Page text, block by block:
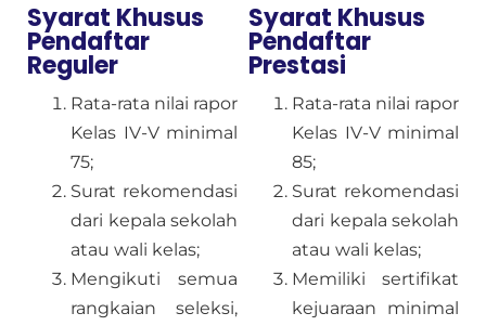
Syarat Khusus
Pendaftar
Reguler
Rata-rata nilai rapor
Kelas IV-V minimal
75;
Surat rekomendasi
dari kepala sekolah
atau wali kelas;
Mengikuti semua
rangkaian seleksi,
Syarat Khusus
Pendaftar
Prestasi
Rata-rata nilai rapor
Kelas IV-V minimal
85;
Surat rekomendasi
dari kepala sekolah
atau wali kelas;
Memiliki sertifikat
kejuaraan minimal